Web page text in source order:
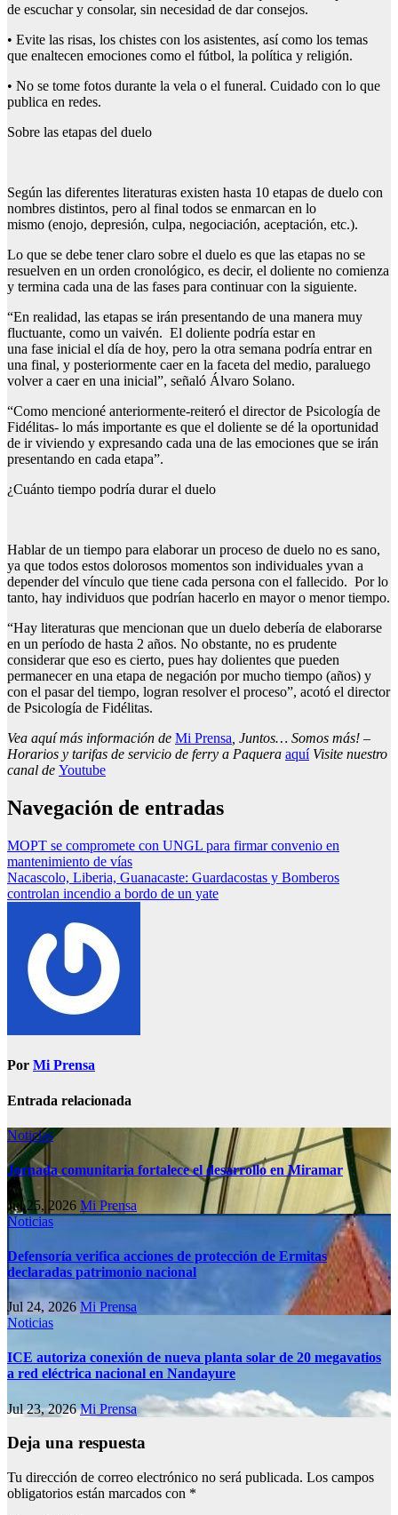
de escuchar y consolar, sin necesidad de dar consejos.
• Evite las risas, los chistes con los asistentes, así como los temas
que enaltecen emociones como el fútbol, la política y religión.
• No se tome fotos durante la vela o el funeral. Cuidado con lo que
publica en redes.
Sobre las etapas del duelo
Según las diferentes literaturas existen hasta 10 etapas de duelo con
nombres distintos, pero al final todos se enmarcan en lo
mismo (enojo, depresión, culpa, negociación, aceptación, etc.).
Lo que se debe tener claro sobre el duelo es que las etapas no se
resuelven en un orden cronológico, es decir, el doliente no comienza
y termina cada una de las fases para continuar con la siguiente.
“En realidad, las etapas se irán presentando de una manera muy
fluctuante, como un vaivén. El doliente podría estar en
una fase inicial el día de hoy, pero la otra semana podría entrar en
una final, y posteriormente caer en la faceta del medio, paraluego
volver a caer en una inicial”, señaló Álvaro Solano.
“Como mencioné anteriormente-reiteró el director de Psicología de
Fidélitas- lo más importante es que el doliente se dé la oportunidad
de ir viviendo y expresando cada una de las emociones que se irán
presentando en cada etapa”.
¿Cuánto tiempo podría durar el duelo
Hablar de un tiempo para elaborar un proceso de duelo no es sano,
ya que todos estos dolorosos momentos son individuales yvan a
depender del vínculo que tiene cada persona con el fallecido. Por lo
tanto, hay individuos que podrían hacerlo en mayor o menor tiempo.
“Hay literaturas que mencionan que un duelo debería de elaborarse
en un período de hasta 2 años. No obstante, no es prudente
considerar que eso es cierto, pues hay dolientes que pueden
permanecer en una etapa de negación por mucho tiempo (años) y
con el pasar del tiempo, logran resolver el proceso”, acotó el director
de Psicología de Fidélitas.
Vea aquí más información de Mi Prensa, Juntos… Somos más! –
Horarios y tarifas de servicio de ferry a Paquera aquíVisite nuestro
canal de Youtube
Navegación de entradas
MOPT se compromete con UNGL para firmar convenio en
mantenimiento de vías
Nacascolo, Liberia, Guanacaste: Guardacostas y Bomberos
controlan incendio a bordo de un yate
Por Mi Prensa
Entrada relacionada
Noticias
Jornada comunitaria fortalece el desarrollo en Miramar
Jul 25, 2026 Mi Prensa
Noticias
Defensoría verifica acciones de protección de Ermitas
declaradas patrimonio nacional
Jul 24, 2026Mi Prensa
Noticias
ICE autoriza conexión de nueva planta solar de 20 megavatios
a red eléctrica nacional en Nandayure
Jul 23, 2026Mi Prensa
Deja una respuesta
Tu dirección de correo electrónico no será publicada. Los campos
obligatorios están marcados con *